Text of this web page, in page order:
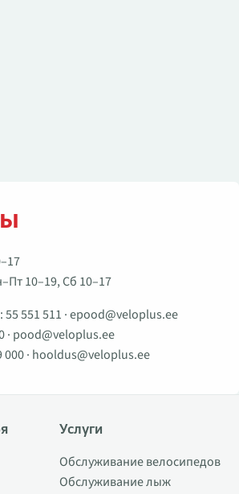
10–19, Сб 10–17
55 551 511 ·epood@veloplus.ee
· pood@veloplus.ee
000· hooldus@veloplus.ee
Услуги
Обслуживание велосипедов
Обслуживание лыж